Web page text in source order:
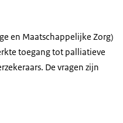
en Maatschappelijke Zorg)
toegang tot palliatieve
De vragen zijn